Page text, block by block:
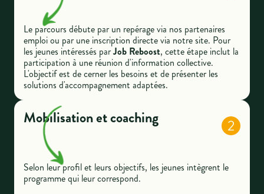
Le parcours débute par un repérage via nos partenaires
emploi ou par une inscription directe via notre site. Pour
les jeunes intéressés parJob Reboost, cette étape inclut la
participation à une réunion d'information collective.
L'objectif est de cerner les besoins et de présenter les
solutions d'accompagnement adaptées.
Mobilisation et coaching 2
Selon leur profil et leurs objectifs, les jeunes intègrent le
programme qui leur correspond.